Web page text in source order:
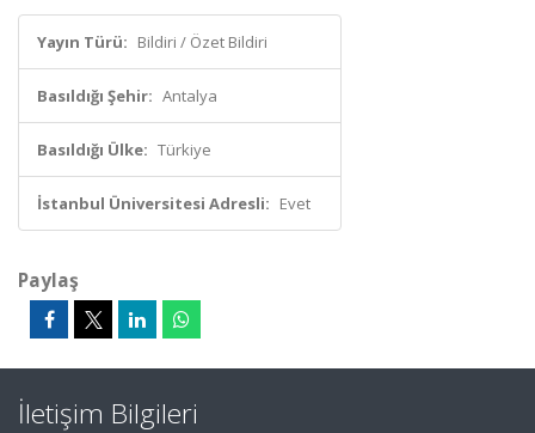
Yayın Türü: Bildiri / Özet Bildiri
Basıldığı Şehir: Antalya
Basıldığı Ülke: Türkiye
İstanbul Üniversitesi Adresli: Evet
Paylaş
İletişim Bilgileri